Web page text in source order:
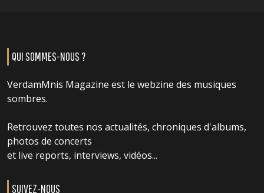
QUI SOMMES-NOUS ?
VerdamMnis Magazine est le webzine des musiques
sombres.
Retrouvez toutes nos actualités, chroniques d'albums,
photos de concerts
et live reports, interviews, vidéos...
SUIVEZ-NOUS